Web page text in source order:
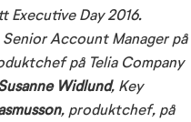
Executive Day 2016.
Senior Account Manager på
på Telia Company
Widlund, Key
, produktchef, på